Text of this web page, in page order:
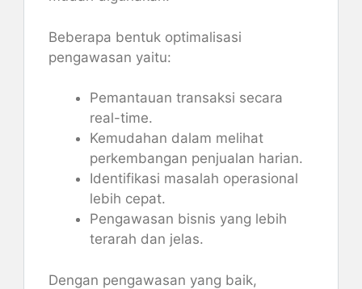
Beberapa bentuk optimalisasi
pengawasan yaitu:
Pemantauan transaksi secara
real-time.
Kemudahan dalam melihat
perkembangan penjualan harian.
Identifikasi masalah operasional
lebih cepat.
Pengawasan bisnis yang lebih
terarah dan jelas.
Dengan pengawasan yang baik,